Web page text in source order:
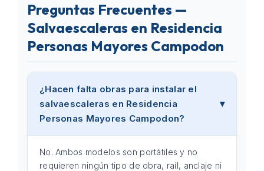
Preguntas Frecuentes —
Salvaescaleras en Residencia
Personas Mayores Campodon
¿Hacen falta obras para instalar el
salvaescaleras en Residencia
Personas Mayores Campodon?
No. Ambos modelos son portátiles y no
requieren ningún tipo de obra, raíl, anclaje ni